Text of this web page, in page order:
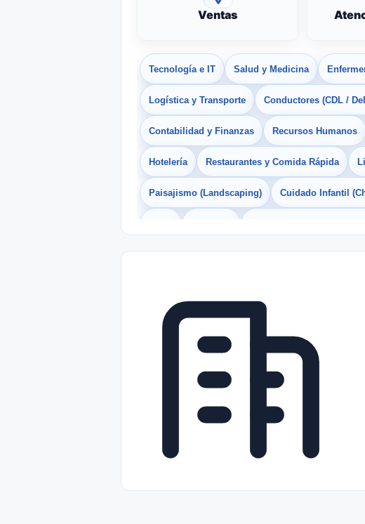
Ventas
Tecnología e IT Salud y Medicina
Logística y Transporte Conductores (CDL /
Contabilidad y Finanzas Recursos Humanos
Hotelería Restaurantes y Comida Rápida
Paisajismo (Landscaping) Cuidado Infantil
Freelance Prácticas (Internships)
Telecomunicaciones